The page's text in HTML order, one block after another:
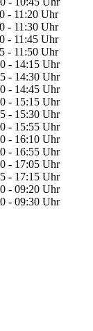
- 11:20 Uhr
- 11:30 Uhr
- 11:45 Uhr
- 11:50 Uhr
- 14:15 Uhr
- 14:30 Uhr
- 14:45 Uhr
- 15:15 Uhr
- 15:30 Uhr
- 15:55 Uhr
- 16:10 Uhr
- 16:55 Uhr
- 17:05 Uhr
- 17:15 Uhr
- 09:20 Uhr
- 09:30 Uhr